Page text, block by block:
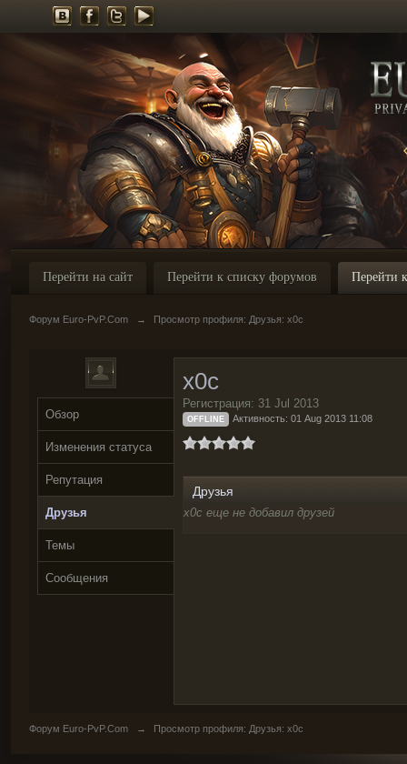
Перейти на сайт Перейти к списку форумов Перейти
Форум Euro-PvP.Com → Просмотр профиля: Друзья: x0c
Обзор
Изменения статуса
Репутация
Друзья
Темы
Сообщения
x0c
Регистрация: 31 Jul 2013
OFFLINE Активность: 01 Aug 2013 11:08
Друзья
x0c еще не добавил друзей
Форум Euro-PvP.Com → Просмотр профиля: Друзья: x0c